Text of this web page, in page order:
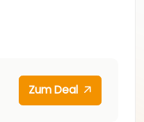
Zum Deal